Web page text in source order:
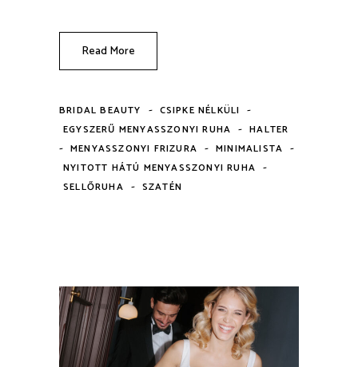
Read More
BRIDAL BEAUTY - CSIPKE NÉLKÜLI -
EGYSZERŰ MENYASSZONYI RUHA - HALTER
- MENYASSZONYI FRIZURA - MINIMALISTA -
NYITOTT HÁTÚ MENYASSZONYI RUHA -
SELLŐRUHA - SZATÉN